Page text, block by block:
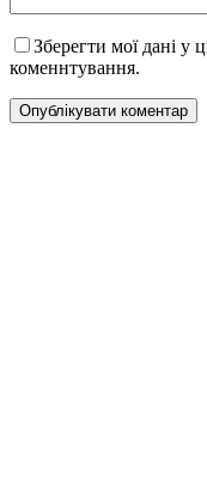
Зберегти мої дані у
коменнтування.